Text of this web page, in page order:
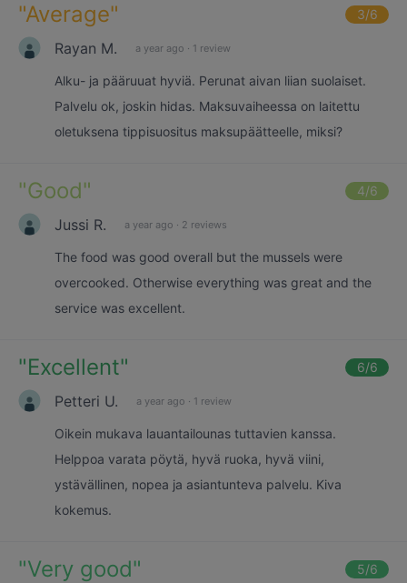
"Average" 3/6
Rayan M. a year ago · 1 review
Alku- ja pääruuat hyviä. Perunat aivan liian suolaiset.
Palvelu ok, joskin hidas. Maksuvaiheessa on laitettu
oletuksena tippisuositus maksupäätteelle, miksi?
"Good" 4/6
Jussi R. a year ago · 2 reviews
The food was good overall but the mussels were
overcooked. Otherwise everything was great and the
service was excellent.
"Excellent" 6/6
Petteri U. a year ago · 1 review
Oikein mukava lauantailounas tuttavien kanssa.
Helppoa varata pöytä, hyvä ruoka, hyvä viini,
ystävällinen, nopea ja asiantunteva palvelu. Kiva
kokemus.
"Very good" 5/6